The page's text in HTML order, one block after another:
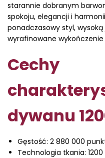
starannie dobranym
spokoju, elegancji i
ponadczasowy styl,
wyrafinowane wykończenie
Cechy
dywanu
Gęstość: 2 880 000
Technologia tkania: